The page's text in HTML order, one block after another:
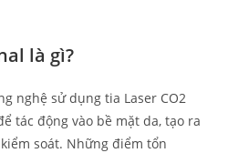
là gì?
nghệ sử dụng tia Laser CO2
tác động vào bề mặt da, tạo ra
soát. Những điểm tổn